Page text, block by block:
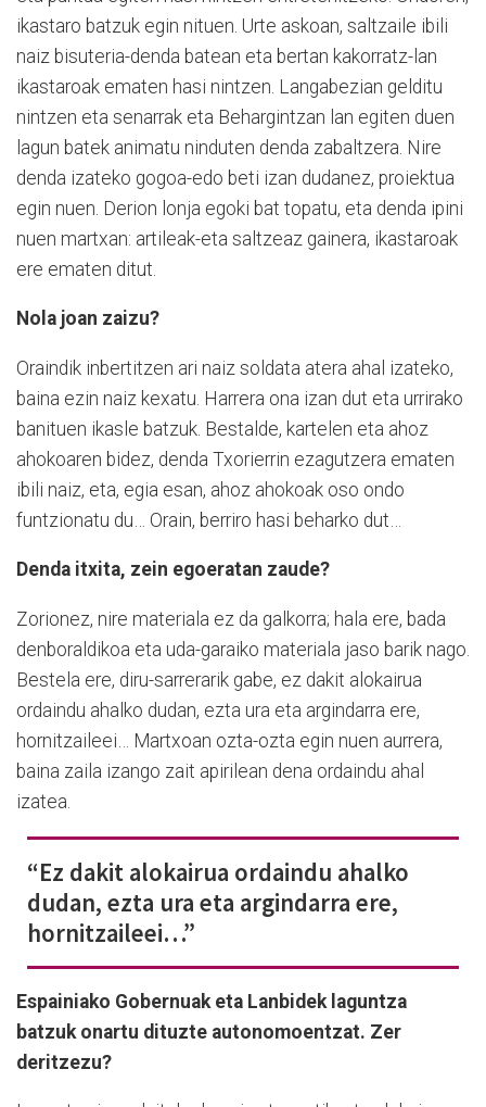
ikastaro batzuk egin nituen. Urte askoan, saltzaile ibili
naiz bisuteria-denda batean eta bertan kakorratz-lan
ikastaroak ematen hasi nintzen. Langabezian gelditu
nintzen eta senarrak eta Behargintzan lan egiten duen
lagun batek animatu ninduten denda zabaltzera. Nire
denda izateko gogoa-edo beti izan dudanez, proiektua
egin nuen. Derion lonja egoki bat topatu, eta denda ipini
nuen martxan: artileak-eta saltzeaz gainera, ikastaroak
ere ematen ditut.
Nola joan zaizu?
Oraindik inbertitzen ari naiz soldata atera ahal izateko,
baina ezin naiz kexatu. Harrera ona izan dut eta urrirako
banituen ikasle batzuk. Bestalde, kartelen eta ahoz
ahokoaren bidez, denda Txorierrin ezagutzera ematen
ibili naiz, eta, egia esan, ahoz ahokoak oso ondo
funtzionatu du… Orain, berriro hasi beharko dut…
Denda itxita, zein egoeratan zaude?
Zorionez, nire materiala ez da galkorra; hala ere, bada
denboraldikoa eta uda-garaiko materiala jaso barik nago.
Bestela ere, diru-sarrerarik gabe, ez dakit alokairua
ordaindu ahalko dudan, ezta ura eta argindarra ere,
hornitzaileei… Martxoan ozta-ozta egin nuen aurrera,
baina zaila izango zait apirilean dena ordaindu ahal
izatea.
“Ez dakit alokairua ordaindu ahalko
dudan, ezta ura eta argindarra ere,
hornitzaileei…”
Espainiako Gobernuak eta Lanbidek laguntza
batzuk onartu dituzte autonomoentzat. Zer
deritzezu?